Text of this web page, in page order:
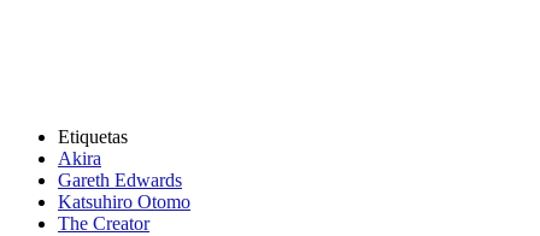
Etiquetas
Akira
Gareth Edwards
Katsuhiro Otomo
The Creator